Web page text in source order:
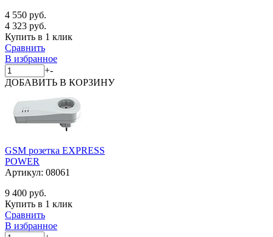
4 550 руб.
4 323 руб.
Купить в 1 клик
Сравнить
В избранное
+-
ДОБАВИТЬ В КОРЗИНУ
GSM розетка EXPRESS
POWER
Артикул: 08061
9 400 руб.
Купить в 1 клик
Сравнить
В избранное